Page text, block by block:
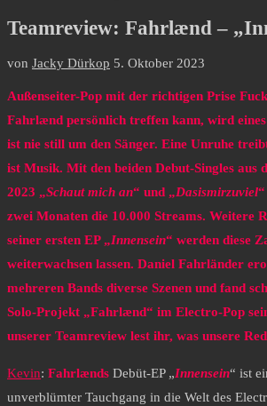
Teamreview: Fahrlænd –
von Jacky Dürkop 5. Oktober 2023
Außenseiter-Pop mit der richtigen Prise
Fahrlænd persönlich treffen kann, wird
ist nie still um den Sänger. Eine Unruhe
ist Musik. Mit den beiden Debut-Singles aus
2023 „Schaut mich an“ und „Dasismirzuviel
zwei Monaten die 10.000 Streams. Weitere
seiner ersten EP „Innensein“ werden diese
weiterwachsen lassen. Daniel Fahrländer
mehreren Bands diverse Szenen und fand
Solo-Projekt „Fahrlænd“ im Electro-Pop
unserer Teamreview lest ihr, was unsere
Kevin: Fahrlænds Debüt-EP „Innensein“ ist
unverblümter Tauchgang in die Welt des